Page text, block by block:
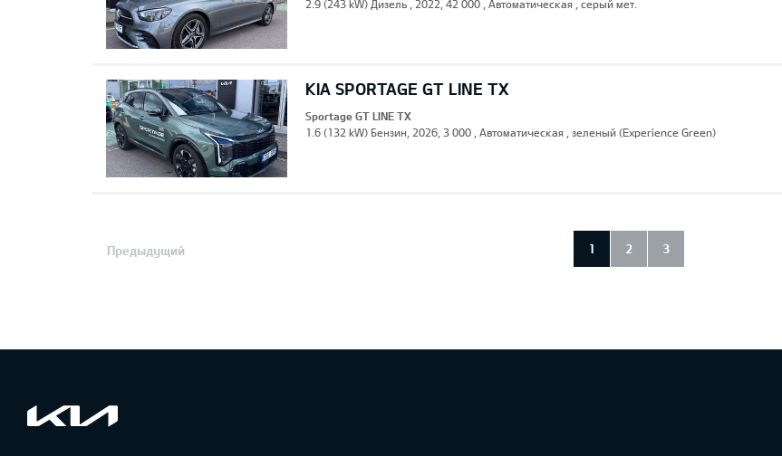
2.9 (243 kW) Дизель , 2022, 42 000 , Автоматическая , серый мет.
KIA SPORTAGE GT LINE TX
Sportage GT LINE TX
1.6 (132 kW) Бензин, 2026, 3 000 , Автоматическая , зеленый (Experience Green)
Предыдущий 1 2 3